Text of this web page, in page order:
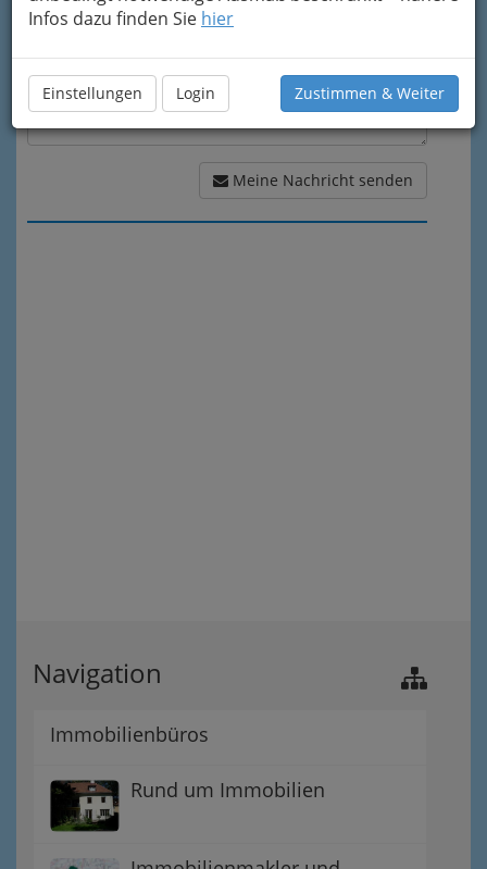
Infos dazu finden Sie hier
Einstellungen Login Zustimmen & Weiter
Meine Nachricht senden
Navigation
Immobilienbüros
Rund um Immobilien